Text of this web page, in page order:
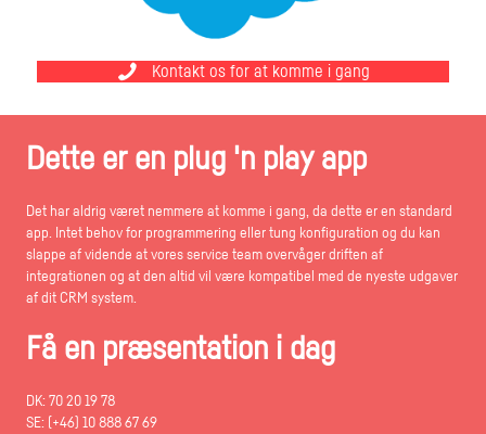
Kontakt os for at komme i gang
Dette er en plug 'n play app
Det har aldrig været nemmere at komme i gang, da dette er en standard
app. Intet behov for programmering eller tung konfiguration og du kan
slappe af vidende at vores service team overvåger driften af
integrationen og at den altid vil være kompatibel med de nyeste udgaver
af dit CRM system.
Få en præsentation i dag
DK: 70 20 19 78
SE: (+46) 10 888 67 69